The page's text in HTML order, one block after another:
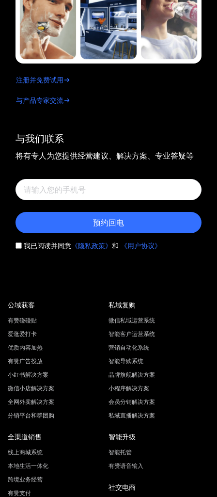
与我们联系
将有专人为您提供经营建议、解决方案、专业答疑等
预约回电
我已阅读并同意 《隐私政策》 和 《用户协议》
注册并免费试用
与产品专家交流
公域获客
有赞碰碰贴
爱逛爱打卡
优质内容加热
有赞广告投放
小红书解决方案
微信小店解决方案
全网外卖解决方案
分销平台和群团购
私域复购
微信私域运营系统
智能客户运营系统
营销自动化系统
智能导购系统
品牌旗舰解决方案
小程序解决方案
会员分销解决方案
私域直播解决方案
全渠道销售
线上商城系统
本地生活一体化
跨境业务经营
有赞支付
智能升级
智能托管
有赞语音输入
社交电商